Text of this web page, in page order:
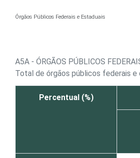
Órgãos Públicos Federais e Estaduais
A5A - ÓRGÃOS PÚBLICOS
Total de órgãos públicos federais
Percentual (%)